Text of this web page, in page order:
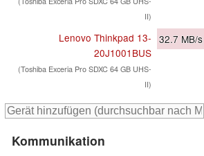
II)
Lenovo Thinkpad 13-
20J1001BUS
(Toshiba Exceria Pro SDXC 64 GB UHS-
II)
32.7 MB/s
Kommunikation